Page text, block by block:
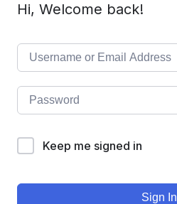
Hi, Welcome back!
Keep me signed in
Sign In